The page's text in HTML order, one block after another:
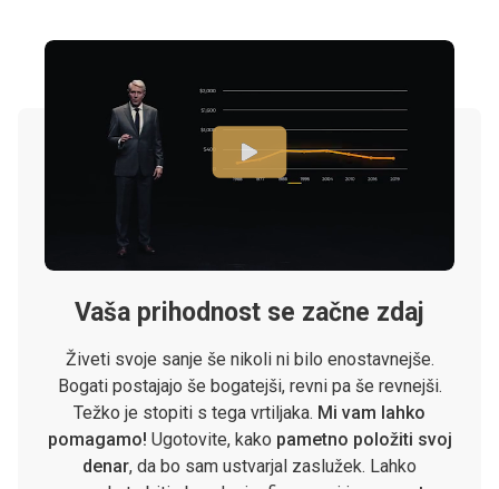
Vaša prihodnost se začne zdaj
Živeti svoje sanje še nikoli ni bilo enostavnejše.
Bogati postajajo še bogatejši, revni pa še revnejši.
Težko je stopiti s tega vrtiljaka. Mi vam lahko
pomagamo! Ugotovite, kako pametno položiti svoj
denar, da bo sam ustvarjal zaslužek. Lahko